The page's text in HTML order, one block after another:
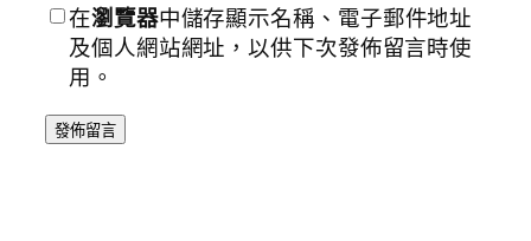
在瀏覽器中儲存顯示名稱、電子郵件地址
及個人網站網址，以供下次發佈留言時使
用。